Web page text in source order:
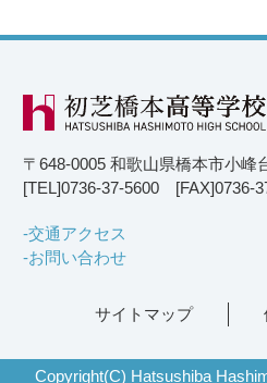
〒648-0005 和歌山県橋本市小峰
[TEL]0736-37-5600 [FAX]0736-
交通アクセス
お問い合わせ
サイトマップ
Copyright(C) Hatsushiba